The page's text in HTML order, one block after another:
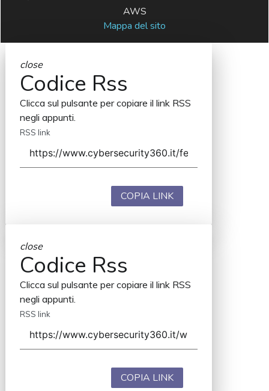
AWS
Mappa del sito
close
Codice Rss
Clicca sul pulsante per copiare il link RSS
negli appunti.
RSS link
COPIA LINK
close
Codice Rss
Clicca sul pulsante per copiare il link RSS
negli appunti.
RSS link
COPIA LINK